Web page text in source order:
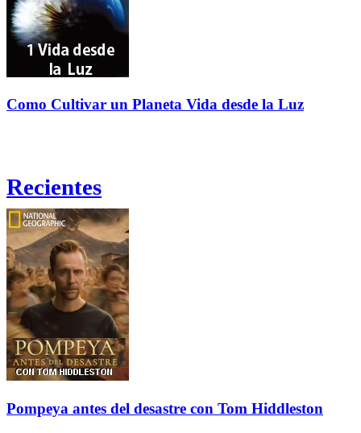
Como Cultivar un Planeta Vida desde la Luz
Recientes
Pompeya antes del desastre con Tom Hiddleston